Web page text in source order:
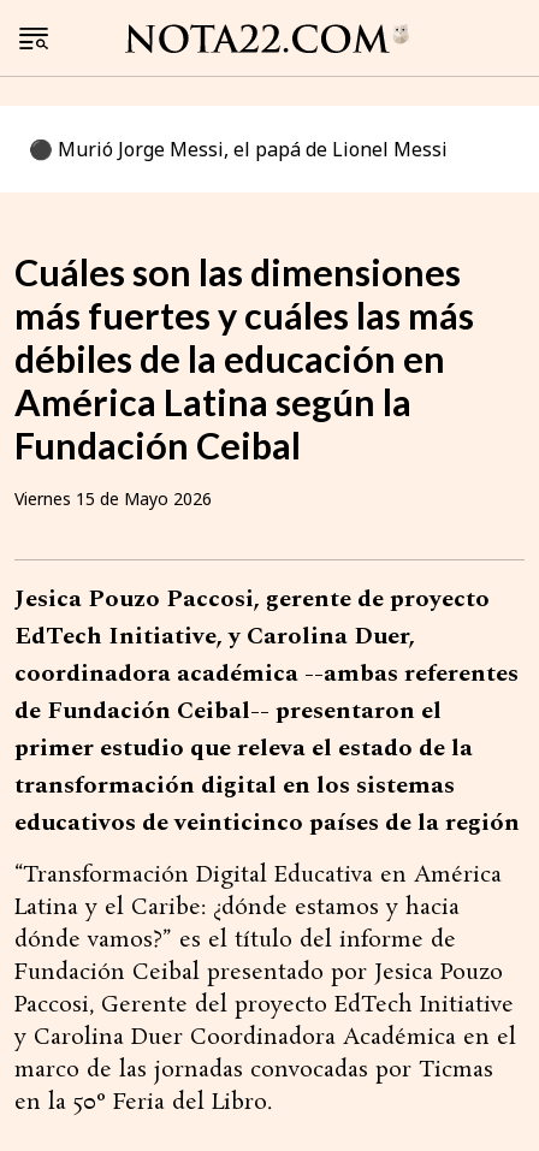
⚫️ Murió Jorge Messi, el papá de Lionel Messi
Cuáles son las dimensiones
más fuertes y cuáles las más
débiles de la educación en
América Latina según la
Fundación Ceibal
Viernes 15 de Mayo 2026
Jesica Pouzo Paccosi, gerente de proyecto
EdTech Initiative, y Carolina Duer,
coordinadora académica --ambas referentes
de Fundación Ceibal-- presentaron el
primer estudio que releva el estado de la
transformación digital en los sistemas
educativos de veinticinco países de la región
“Transformación Digital Educativa en América
Latina y el Caribe: ¿dónde estamos y hacia
dónde vamos?” es el título del informe de
Fundación Ceibal presentado por Jesica Pouzo
Paccosi, Gerente del proyecto EdTech Initiative
y Carolina Duer Coordinadora Académica en el
marco de las jornadas convocadas por Ticmas
en la 50° Feria del Libro.